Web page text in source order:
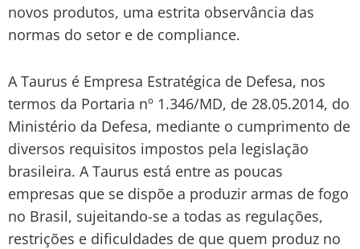
novos produtos, uma estrita observância das
normas do setor e de compliance.
A Taurus é Empresa Estratégica de Defesa, nos
termos da Portaria nº 1.346/MD, de 28.05.2014, do
Ministério da Defesa, mediante o cumprimento de
diversos requisitos impostos pela legislação
brasileira. A Taurus está entre as poucas
empresas que se dispõe a produzir armas de fogo
no Brasil, sujeitando-se a todas as regulações,
restrições e dificuldades de que quem produz no